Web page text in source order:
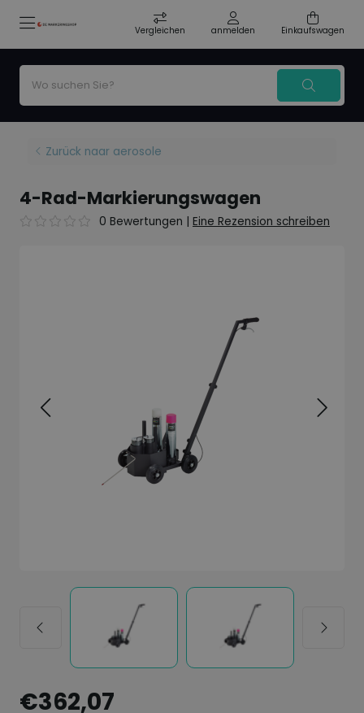
Vergleichen anmelden Einkaufswagen
Zurück naar aerosole
4-Rad-Markierungswagen
0 Bewertungen | Eine Rezension schreiben
€362,07